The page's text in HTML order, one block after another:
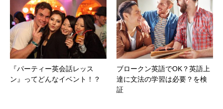
『パーティー英会話レッス
ン』ってどんなイベント！？
ブロークン英語でOK？英語上
達に文法の学習は必要？を検
証